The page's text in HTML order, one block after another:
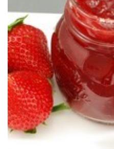
MERMELADA DE
Una mermelada cuyo sabor y